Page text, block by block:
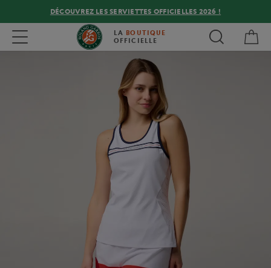
DÉCOUVREZ LES SERVIETTES OFFICIELLES 2026 !
Toggle navigation LA BOUTIQUE
OFFICIELLE